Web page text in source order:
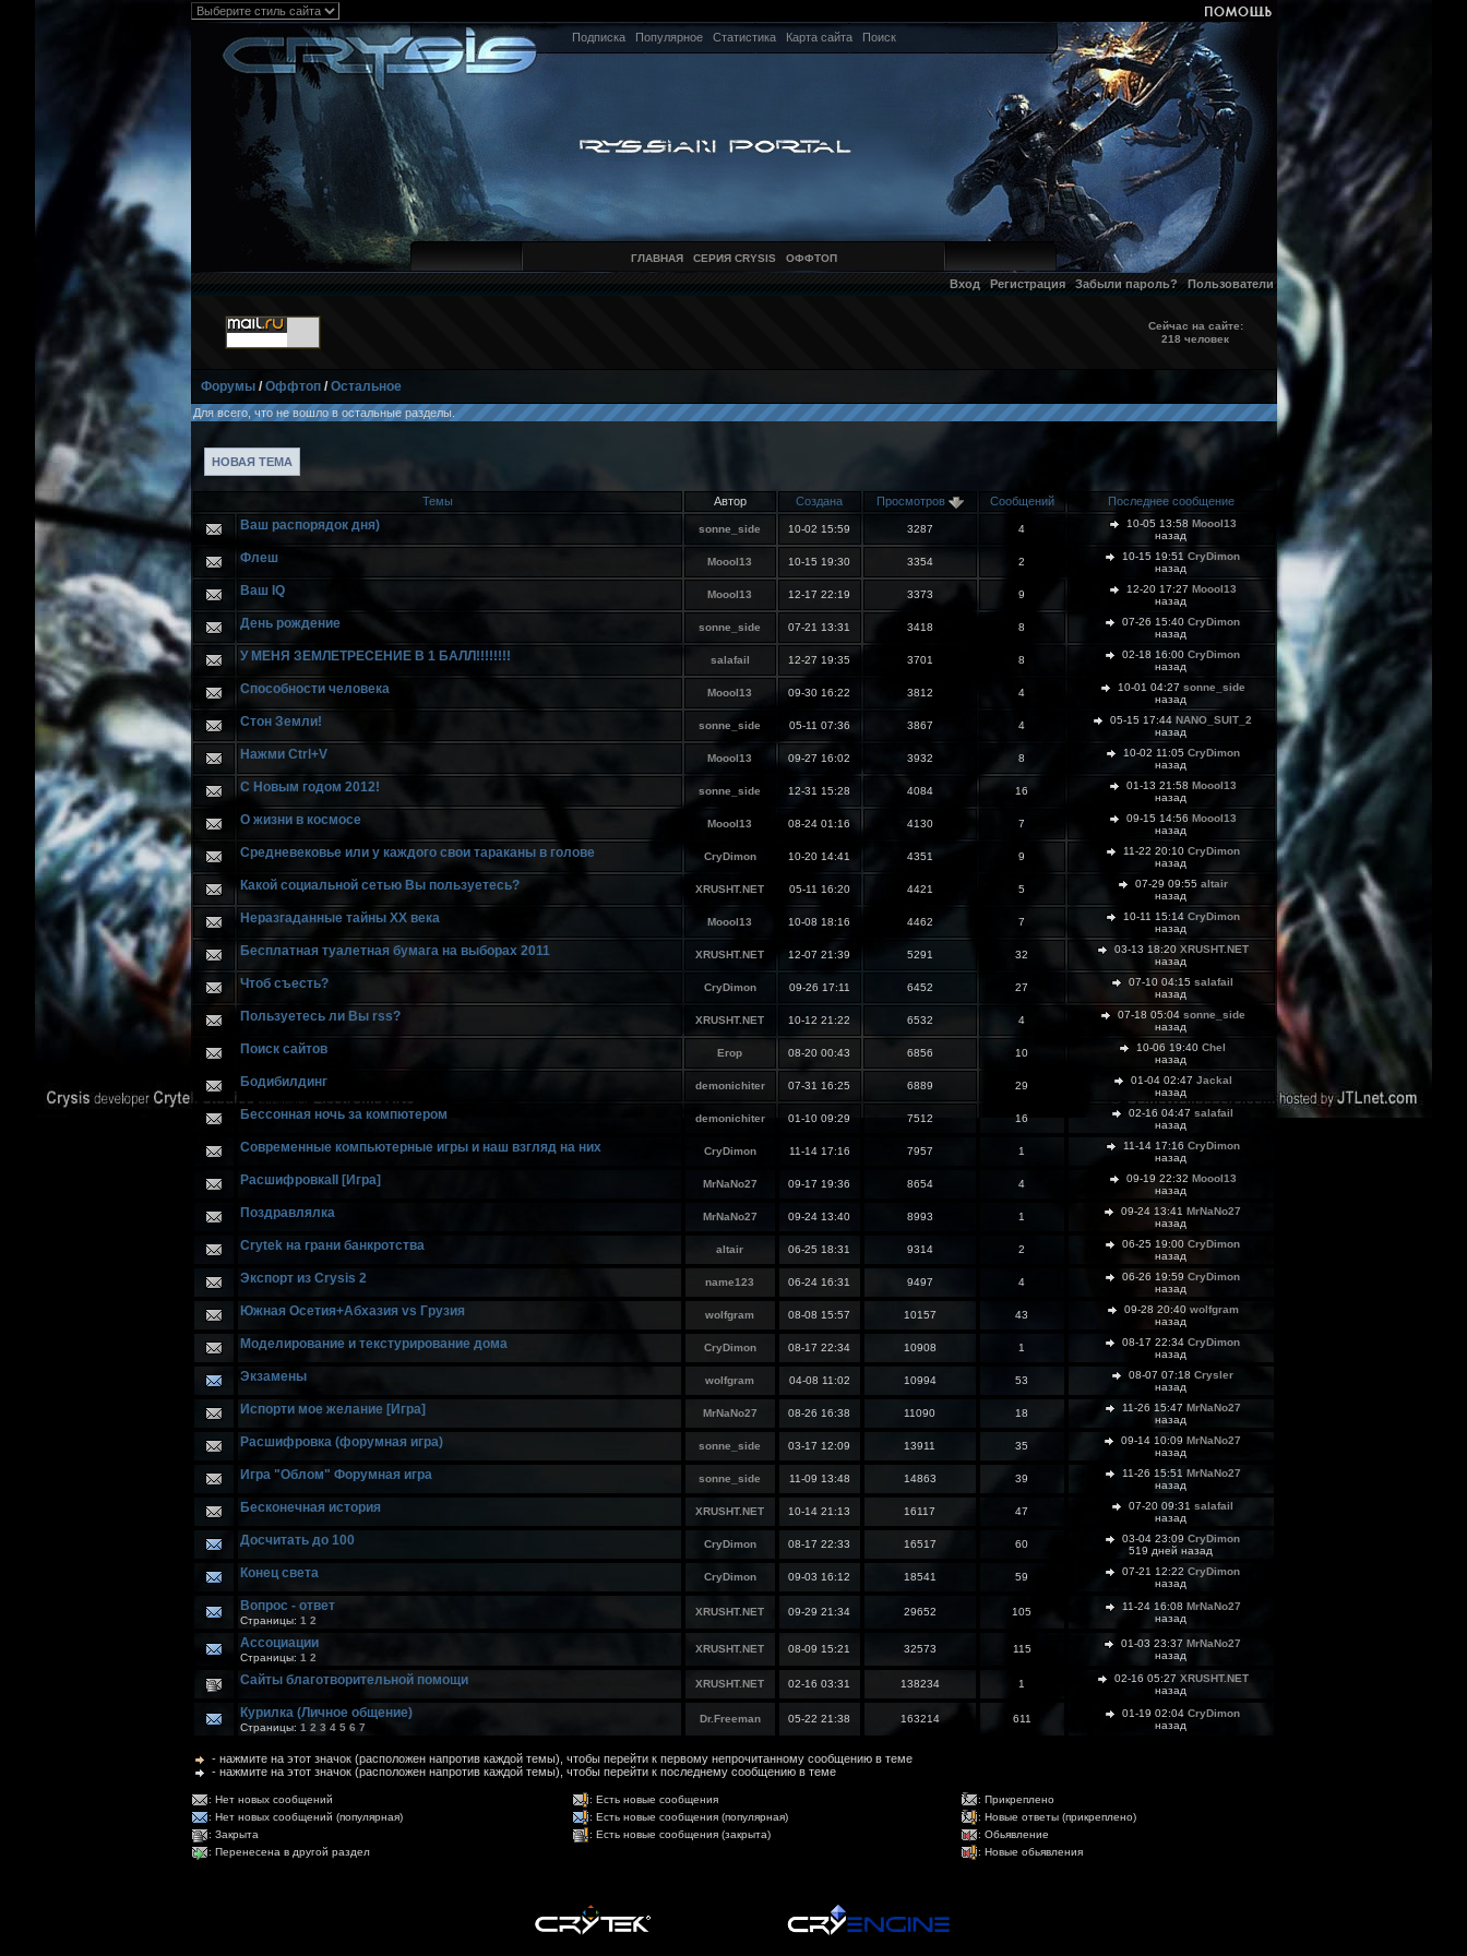
Подписка Популярное Статистика Карта сайта Поиск
ГЛАВНАЯ СЕРИЯ CRYSIS ОФФТОП
Вход Регистрация Забыли пароль? Пользователи
Сейчас на сайте:
218 человек
Форумы/Оффтоп/Остальное
Для всего, что не вошло в остальные разделы.
НОВАЯ ТЕМА
Темы Автор Cоздана Просмотров Сообщений Последнее сообщение
Ваш распорядок дня) sonne_side 10-02 15:59 3287 4 10-05 13:58 Moool13
назад
Флеш Moool13 10-15 19:30 3354 2 10-15 19:51 CryDimon
назад
Ваш IQ Moool13 12-17 22:19 3373 9 12-20 17:27 Moool13
назад
День рождение sonne_side 07-21 13:31 3418 8 07-26 15:40 CryDimon
назад
У МЕНЯ ЗЕМЛЕТРЕСЕНИЕ В 1 БАЛЛ!!!!!!!! salafail 12-27 19:35 3701 8 02-18 16:00 CryDimon
назад
Способности человека Moool13 09-30 16:22 3812 4 10-01 04:27 sonne_side
назад
Стон Земли! sonne_side 05-11 07:36 3867 4 05-15 17:44 NANO_SUIT_2
назад
Нажми Ctrl+V Moool13 09-27 16:02 3932 8 10-02 11:05 CryDimon
назад
С Новым годом 2012! sonne_side 12-31 15:28 4084 16 01-13 21:58 Moool13
назад
О жизни в космосе Moool13 08-24 01:16 4130 7 09-15 14:56 Moool13
назад
Средневековье или у каждого свои тараканы в голове CryDimon 10-20 14:41 4351 9 11-22 20:10 CryDimon
назад
Какой социальной сетью Вы пользуетесь? XRUSHT.NET 05-11 16:20 4421 5 07-29 09:55 altair
назад
Неразгаданные тайны XX века Moool13 10-08 18:16 4462 7 10-11 15:14 CryDimon
назад
Бесплатная туалетная бумага на выборах 2011 XRUSHT.NET 12-07 21:39 5291 32 03-13 18:20 XRUSHT.NET
назад
Чтоб съесть? CryDimon 09-26 17:11 6452 27 07-10 04:15 salafail
назад
Пользуетесь ли Вы rss? XRUSHT.NET 10-12 21:22 6532 4 07-18 05:04 sonne_side
назад
Поиск сайтов Егор 08-20 00:43 6856 10 10-06 19:40 Chel
назад
Бодибилдинг demonichiter 07-31 16:25 6889 29 01-04 02:47 Jackal
назад
Бессонная ночь за компютером demonichiter 01-10 09:29 7512 16 02-16 04:47 salafail
назад
Современные компьютерные игры и наш взгляд на них CryDimon 11-14 17:16 7957 1 11-14 17:16 CryDimon
назад
РасшифровкаII [Игра] MrNaNo27 09-17 19:36 8654 4 09-19 22:32 Moool13
назад
Поздравлялка MrNaNo27 09-24 13:40 8993 1 09-24 13:41 MrNaNo27
назад
Crytek на грани банкротства altair 06-25 18:31 9314 2 06-25 19:00 CryDimon
назад
Экспорт из Crysis 2 name123 06-24 16:31 9497 4 06-26 19:59 CryDimon
назад
Южная Осетия+Абхазия vs Грузия wolfgram 08-08 15:57 10157 43 09-28 20:40 wolfgram
назад
Моделирование и текстурирование дома CryDimon 08-17 22:34 10908 1 08-17 22:34 CryDimon
назад
Экзамены wolfgram 04-08 11:02 10994 53 08-07 07:18 Crysler
назад
Испорти мое желание [Игра] MrNaNo27 08-26 16:38 11090 18 11-26 15:47 MrNaNo27
назад
Расшифровка (форумная игра) sonne_side 03-17 12:09 13911 35 09-14 10:09 MrNaNo27
назад
Игра "Облом" Форумная игра sonne_side 11-09 13:48 14863 39 11-26 15:51 MrNaNo27
назад
Бесконечная история XRUSHT.NET 10-14 21:13 16117 47 07-20 09:31 salafail
назад
Досчитать до 100 CryDimon 08-17 22:33 16517 60 03-04 23:09 CryDimon
519 дней назад
Конец света CryDimon 09-03 16:12 18541 59 07-21 12:22 CryDimon
назад
Вопрос - ответ
Страницы: 1 2
XRUSHT.NET 09-29 21:34 29652 105 11-24 16:08 MrNaNo27
назад
Ассоциации
Страницы: 1 2
XRUSHT.NET 08-09 15:21 32573 115 01-03 23:37 MrNaNo27
назад
Сайты благотворительной помощи XRUSHT.NET 02-16 03:31 138234 1 02-16 05:27 XRUSHT.NET
назад
Курилка (Личное общение)
Страницы: 1 2 3 4 5 6 7
Dr.Freeman 05-22 21:38 163214 611 01-19 02:04 CryDimon
назад
- нажмите на этот значок (расположен напротив каждой темы), чтобы перейти к первому непрочитанному сообщению в теме
- нажмите на этот значок (расположен напротив каждой темы), чтобы перейти к последнему сообщению в теме
: Нет новых сообщений : Есть новые сообщения
: Прикреплено
: Нет новых сообщений (популярная)
: Есть новые сообщения (популярная)
: Новые ответы (прикреплено)
: Закрыта
: Есть новые сообщения (закрыта)
: Обьявление
: Перенесена в другой раздел
: Новые обьявления